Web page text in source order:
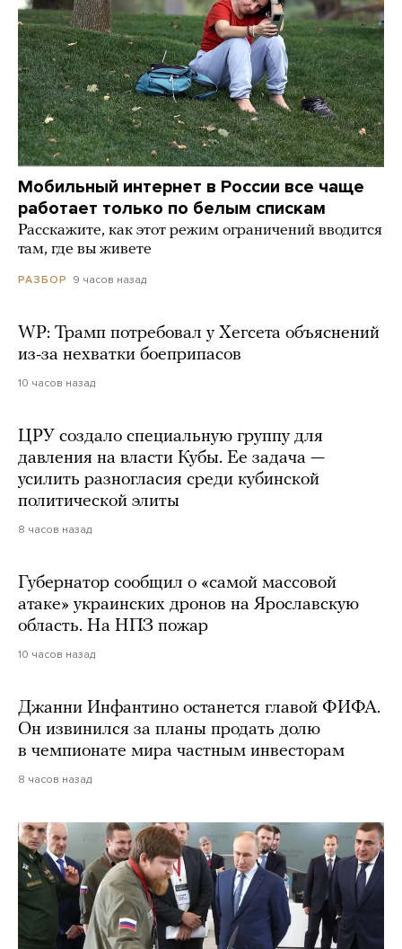
Мобильный интернет в России все чаще
работает только по белым спискам
Расскажите, как этот режим ограничений вводится
там, где вы живете
РАЗБОР 9 часов назад
WP: Трамп потребовал у Хегсета объяснений
из-за нехватки боеприпасов
10 часов назад
ЦРУ создало специальную группу для
давления на власти Кубы. Ее задача —
усилить разногласия среди кубинской
политической элиты
8 часов назад
Губернатор сообщил о «самой массовой
атаке» украинских дронов на Ярославскую
область. На НПЗ пожар
10 часов назад
Джанни Инфантино останется главой ФИФА.
Он извинился за планы продать долю
в чемпионате мира частным инвесторам
8 часов назад